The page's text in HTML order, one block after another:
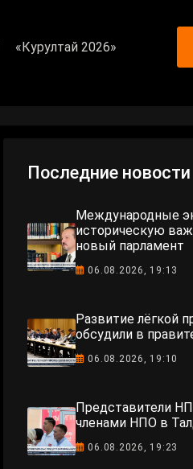
«Курултай 2026»
Последние новости
Международные
историческую
новый парламент
06.08.2026, 19:13
Развитие лёгкой
обсудили в
06.08.2026, 19:10
Представители
членами НПО в
06.08.2026, 19:23